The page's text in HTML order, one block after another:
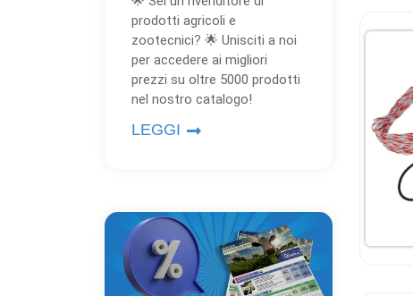
prodotti agricoli e
zootecnici? 🌟 Unisciti a noi
per accedere ai migliori
prezzi su oltre 5000 prodotti
nel nostro catalogo!
LEGGI